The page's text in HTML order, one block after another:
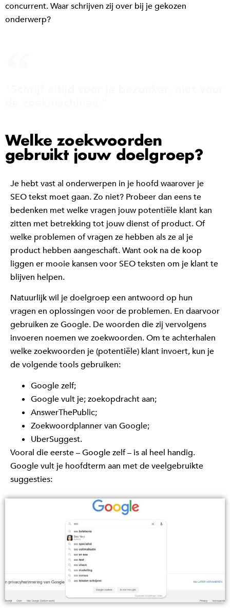
concurrent. Waar schrijven zij over bij je gekozen
onderwerp?
Welke zoekwoorden
gebruikt jouw doelgroep?
Je hebt vast al onderwerpen in je hoofd waarover je
SEO tekst moet gaan. Zo niet? Probeer dan eens te
bedenken met welke vragen jouw potentiële klant kan
zitten met betrekking tot jouw dienst of product. Of
welke problemen of vragen ze hebben als ze al je
product hebben aangeschaft. Want ook na de koop
liggen er mooie kansen voor SEO teksten om je klant te
blijven helpen.
Natuurlijk wil je doelgroep een antwoord op hun
vragen en oplossingen voor de problemen. En daarvoor
gebruiken ze Google. De woorden die zij vervolgens
invoeren noemen we zoekwoorden. Om te achterhalen
welke zoekwoorden je (potentiële) klant invoert, kun je
de volgende tools gebruiken:
Google zelf;
Google vult je; zoekopdracht aan;
AnswerThePublic;
Zoekwoordplanner van Google;
UberSuggest.
Vooral die eerste – Google zelf – is al heel handig.
Google vult je hoofdterm aan met de veelgebruikte
suggesties: